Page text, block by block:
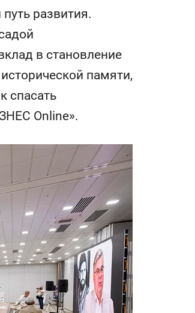
развития.
в становление
памяти,
спасать
Online».
антихрупких команд